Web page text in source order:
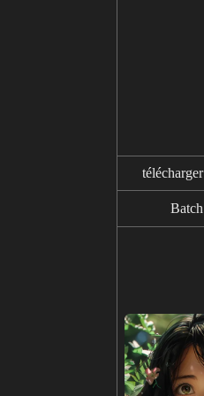
télécharger
Batch